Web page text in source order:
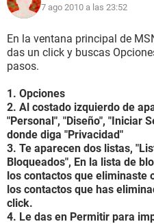
7 ago 2010 a las 23:52
En la ventana principal de
das un click y buscas
pasos.
1. Opciones
2. Al costado izquierdo de
"Personal", "Diseño", "Iniciar
donde diga "Privacidad"
3. Te aparecen dos listas,
Bloqueados", En la lista de
los contactos que eliminaste
los contactos que has
click.
4. Le das en Permitir para